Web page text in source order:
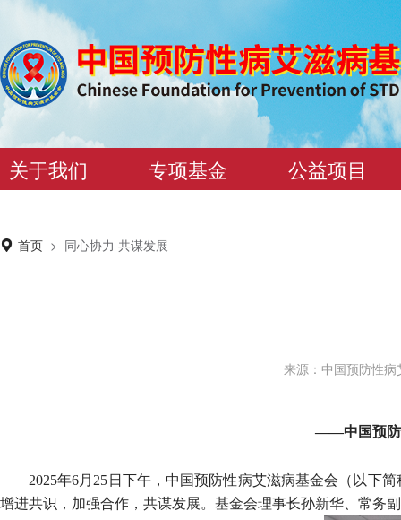
关于我们 专项基金 公益项目
首页 > 同心协力 共谋发展
来源：中国预防性
——中国预防
2025年6月25日下午，中国预防性病艾滋病基金会（以下
增进共识，加强合作，共谋发展。基金会理事长孙新华、常务